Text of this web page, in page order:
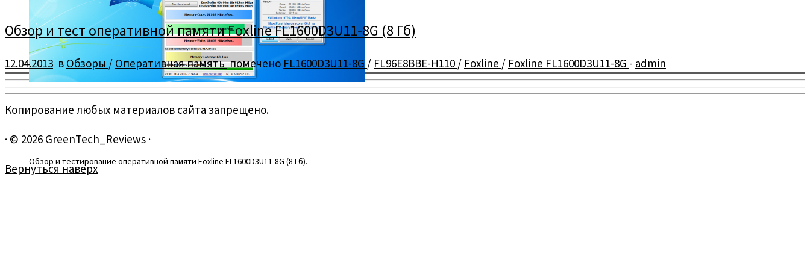
Обзор и тестирование оперативной памяти Foxline FL1600D3U11-8G (8 Гб).
Обзор и тест оперативной памяти Foxline FL1600D3U11-8G (8 Гб)
12.04.2013 в Обзоры / Оперативная памятьпомечено FL1600D3U11-8G / FL96E8BBE-H110 / Foxline / Foxline FL1600D3U11-8G - admin
Копирование любых материалов сайта запрещено.
· © 2026 GreenTech_Reviews ·
Вернуться наверх